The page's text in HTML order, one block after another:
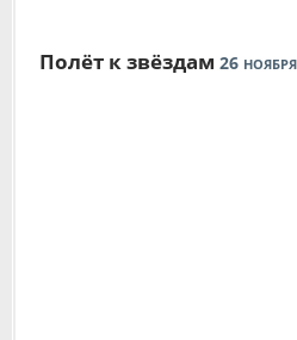
Полёт к звёздам 26 НОЯБРЯ